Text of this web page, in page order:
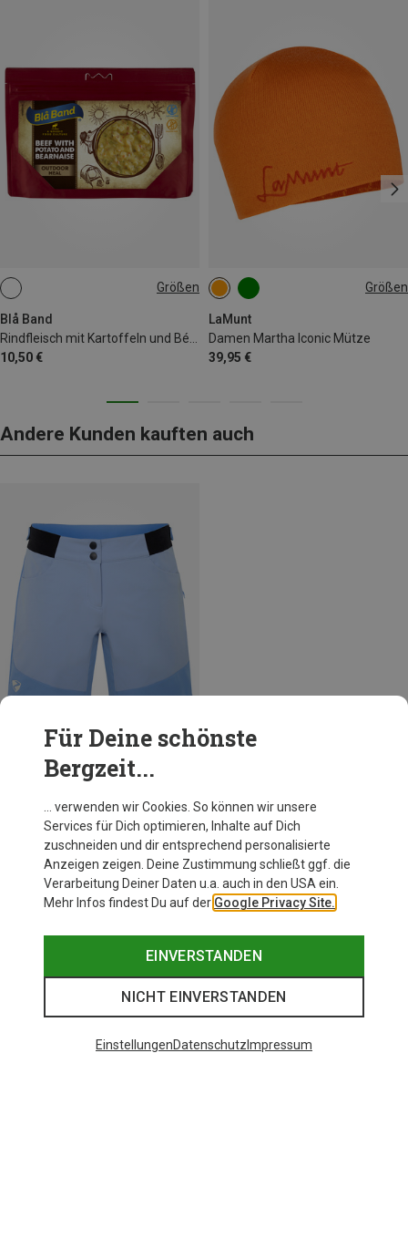
Größen
Blå Band
10,50 €
155G Größen
LaMunt
Damen Martha Iconic Mütze
39,95 €
ONE SIZE
Andere Kunden kauften auch
Du sparst 32%
Für Deine schönste
Bergzeit...
… verwenden wir Cookies. So können wir unsere
Services für Dich optimieren, Inhalte auf Dich
zuschneiden und dir entsprechend personalisierte
Anzeigen zeigen. Deine Zustimmung schließt ggf. die
Verarbeitung Deiner Daten u.a. auch in den USA ein.
Mehr Infos findest Du auf der Google Privacy Site.
EINVERSTANDEN
NICHT EINVERSTANDEN
EinstellungenDatenschutz Impressum